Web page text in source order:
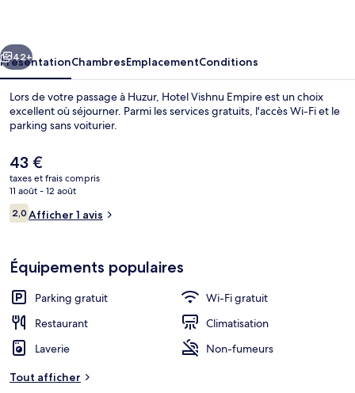
Suivant
42+
PrésentationChambresEmplacementConditions
Lors de votre passage à Huzur, Hotel Vishnu Empire est un choix
excellent où séjourner. Parmi les services gratuits, l'accès Wi-Fi et le
parking sans voiturier.
Le
prix
actuel
est
de
43 €
taxes et frais compris
11 août - 12 août
Avis
voyageurs
2,02,0 sur 10
Afficher 1 avis
Équipements populaires
Parking gratuit
Wi-Fi gratuit
Restaurant
Climatisation
Laverie
Non-fumeurs
Tout afficher